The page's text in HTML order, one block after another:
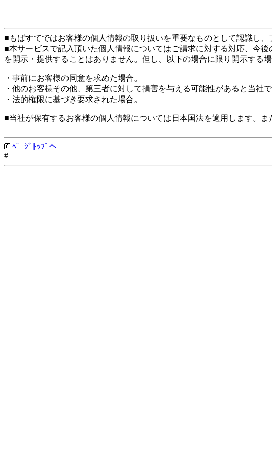
■もばすてではお客様の個人情報の取り扱いを重要なものとして認識し
■本サービスで記入頂いた個人情報についてはご請求に対する対応、今
を開示・提供することはありません。但し、以下の場合に限り開示する場
・事前にお客様の同意を求めた場合。
・他のお客様その他、第三者に対して損害を与える可能性があると当社で
・法的権限に基づき要求された場合。
■当社が保有するお客様の個人情報については日本国法を適用します。
ﾍﾟｰｼﾞﾄｯﾌﾟへ
#